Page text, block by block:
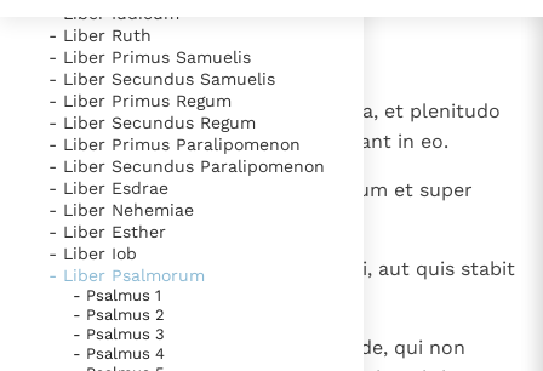
Lezen
Documenten
Bijbel
Thema’s
Berichten
Denzinger
Over ons
Nieuwsbrief
Gebruiksvoorwaarden
Nieuwste Documenten
5. Het gebed van de Kerk
In Christus wordt onze honger vervuld
- Liber Iudicum
- Liber Ruth
- Liber Primus Samuelis
- Liber Secundus Samuelis
- Liber Primus Regum
- Liber Secundus Regum
- Liber Primus Paralipomenon
- Liber Secundus Paralipomenon
- Liber Esdrae
- Liber Nehemiae
- Liber Esther
- Liber Iob
- Liber Psalmorum
- Psalmus 1
- Psalmus 2
- Psalmus 3
- Psalmus 4
- Psalmus 24 (23)
David. PSALMUS. Domini est terra, et plenitudo
eius, orbis terrarum, et qui habitant in eo.
Quia ipse super maria fundavit eum et super
flumina firmavit eum. -
Quis ascendet in montem Domini, aut quis stabit
in loco sancto eius?
Innocens manibus et mundo corde, qui non